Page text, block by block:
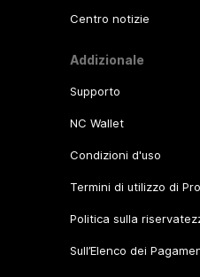
Centro notizie
Addizionale
Supporto
NC Wallet
Condizioni d'uso
Termini di utilizzo di
Politica sulla
Sull’Elenco dei